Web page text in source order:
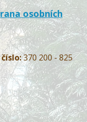
osobních
370 200 - 825